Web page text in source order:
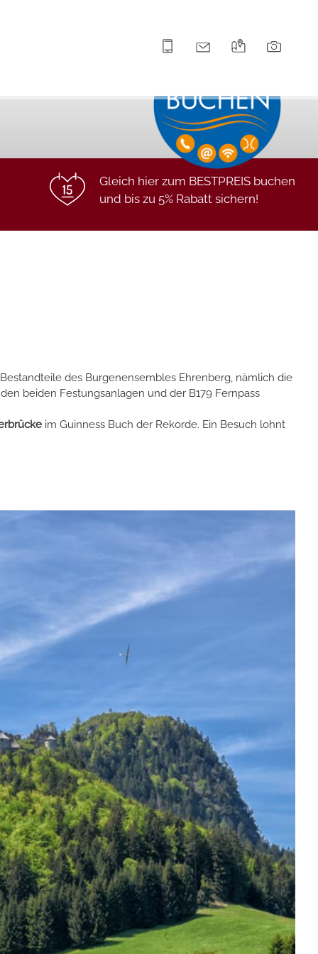
+43 5672 63211info@hotel-lilie.at
Anreise
Gleich hier zum BESTPREIS buchen
und bis zu 5% Rabatt sichern!
des Burgenensembles Ehrenberg, nämlich die
beiden Festungsanlagen und der B179 Fernpass
im Guinness Buch der Rekorde. Ein Besuch lohnt